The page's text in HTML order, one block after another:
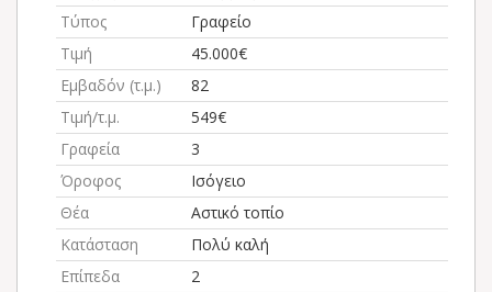
Τύπος
Γραφείο
Τιμή
45.000€
Εμβαδόν (τ.μ.)
82
Τιμή/τ.μ.
549€
Γραφεία
3
Όροφος
Ισόγειο
Θέα
Αστικό τοπίο
Κατάσταση
Πολύ καλή
Επίπεδα
2